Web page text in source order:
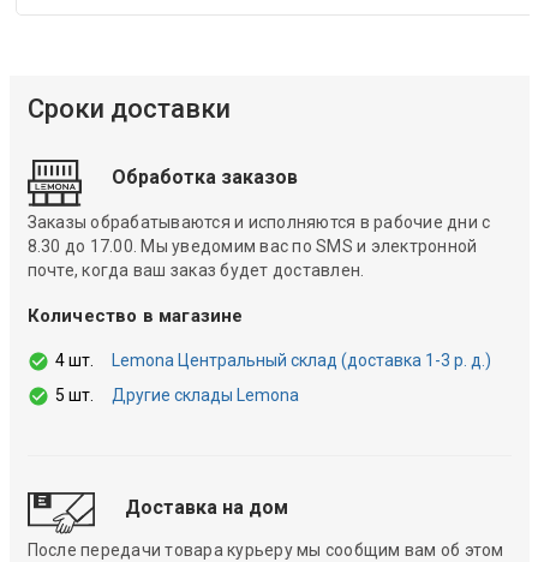
Сроки доставки
Обработка заказов
Заказы обрабатываются и исполняются в рабочие дни с
8.30 до 17.00. Мы уведомим вас по SMS и электронной
почте, когда ваш заказ будет доставлен.
Количество в магазине
4 шт.
Lemona Центральный склад (доставка 1-3 р. д.)
5 шт.
Другие склады Lemona
Доставка на дом
После передачи товара курьеру мы сообщим вам об этом